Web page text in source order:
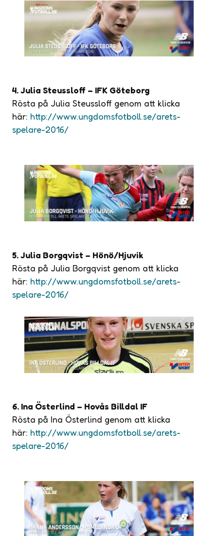
4. Julia Steussloff – IFK Göteborg
Rösta på Julia Steussloff genom att klicka
här: http://www.ungdomsfotboll.se/arets-
spelare-2016/
5. Julia Borgqvist – Hönö/Hjuvik
Rösta på Julia Borgqvist genom att klicka
här: http://www.ungdomsfotboll.se/arets-
spelare-2016/
6. Ina Österlind – Hovås Billdal IF
Rösta på Ina Österlind genom att klicka
här: http://www.ungdomsfotboll.se/arets-
spelare-2016/